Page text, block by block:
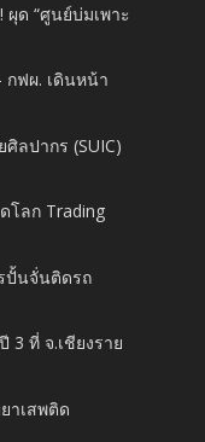
ผุด “ศูนย์บ่มเพาะ
กฟผ. เดินหน้า
ลปากร (SUIC)
โลก Trading
ปั้นจั่นติดรถ
3 ที่ จ.เชียงราย
าเสพติด